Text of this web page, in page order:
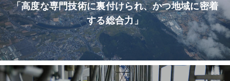
「高度な専門技術に裏付けられ、かつ地域に密着
する総合力」